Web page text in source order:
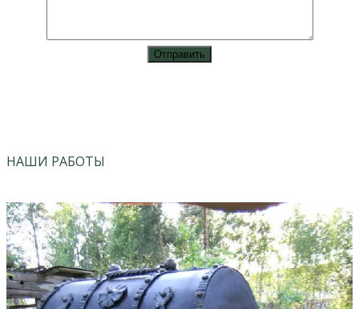
НАШИ РАБОТЫ